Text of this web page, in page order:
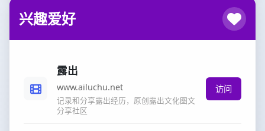
兴趣爱好
露出
www.ailuchu.net
记录和分享露出经历，原创露出文化图文
分享社区
访问